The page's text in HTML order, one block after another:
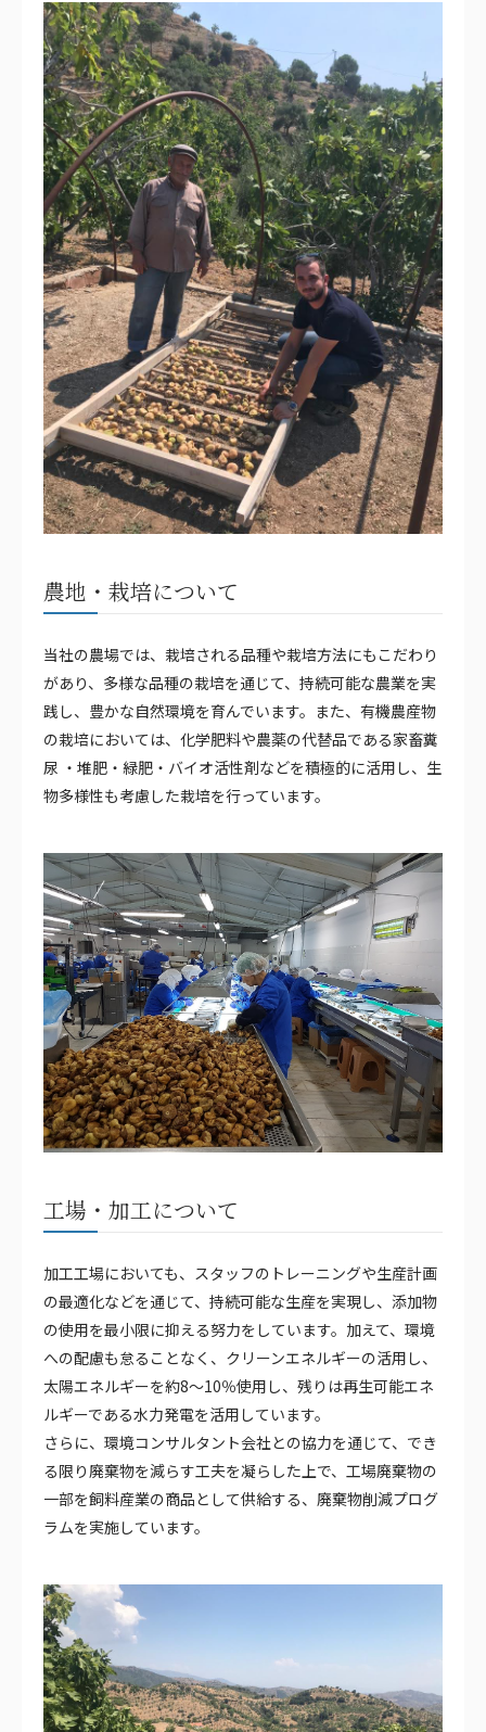
農地・栽培について
当社の農場では、栽培される品種や栽培方法にもこだわり
があり、多様な品種の栽培を通じて、持続可能な農業を実
践し、豊かな自然環境を育んでいます。また、有機農産物
の栽培においては、化学肥料や農薬の代替品である家畜糞
尿 ・堆肥・緑肥・バイオ活性剤などを積極的に活用し、生
物多様性も考慮した栽培を行っています。
工場・加工について
加工工場においても、スタッフのトレーニングや生産計画
の最適化などを通じて、持続可能な生産を実現し、添加物
の使用を最小限に抑える努力をしています。加えて、環境
への配慮も怠ることなく、クリーンエネルギーの活用し、
太陽エネルギーを約8～10％使用し、残りは再生可能エネ
ルギーである水力発電を活用しています。
さらに、環境コンサルタント会社との協力を通じて、でき
る限り廃棄物を減らす工夫を凝らした上で、工場廃棄物の
一部を飼料産業の商品として供給する、廃棄物削減プログ
ラムを実施しています。